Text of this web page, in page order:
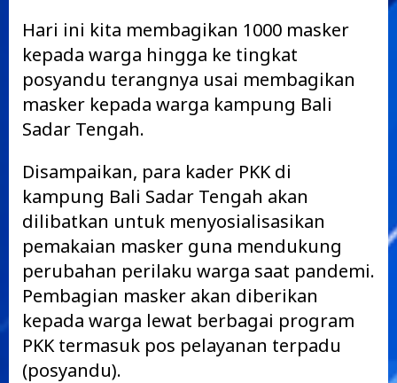
Hari ini kita membagikan 1000 masker
kepada warga hingga ke tingkat
posyandu terangnya usai membagikan
masker kepada warga kampung Bali
Sadar Tengah.
Disampaikan, para kader PKK di
kampung Bali Sadar Tengah akan
dilibatkan untuk menyosialisasikan
pemakaian masker guna mendukung
perubahan perilaku warga saat pandemi.
Pembagian masker akan diberikan
kepada warga lewat berbagai program
PKK termasuk pos pelayanan terpadu
(posyandu).